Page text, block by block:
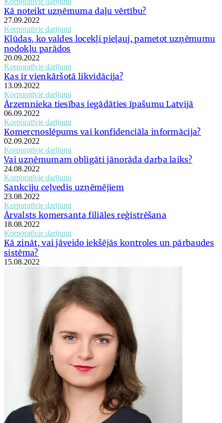
Kā noteikt uzņēmuma daļu vērtību?
27.09.2022
Korporatīvie darījumi
Kļūdas, ko valdes locekļi pieļauj, pametot uzņēmumu
nodokļu parādos
20.09.2022
Korporatīvie darījumi
Kas ir vienkāršotā likvidācija?
13.09.2022
Korporatīvie darījumi
Ārzemnieka tiesības iegādāties īpašumu Latvijā
06.09.2022
Korporatīvie darījumi
Komercnoslēpums vai konfidenciāla informācija?
02.09.2022
Korporatīvie darījumi
Vai uzņēmumam obligāti jānorāda darba laiks?
24.08.2022
Korporatīvie darījumi
Sankciju ceļvedis uzņēmējiem
23.08.2022
Korporatīvie darījumi
Ārvalsts komersanta filiāles reģistrēšana
18.08.2022
Korporatīvie darījumi
Kā zināt, vai jāveido iekšējās kontroles un pārbaudes
sistēma?
15.08.2022